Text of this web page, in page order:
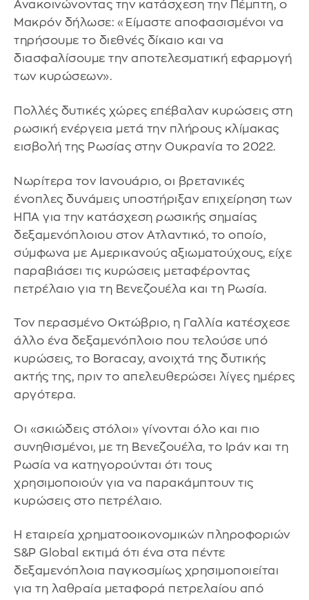
Ανακοινώνοντας την κατάσχεση την Πέμπτη, ο
Μακρόν δήλωσε: «Είμαστε αποφασισμένοι να
τηρήσουμε το διεθνές δίκαιο και να
διασφαλίσουμε την αποτελεσματική εφαρμογή
των κυρώσεων».
Πολλές δυτικές χώρες επέβαλαν κυρώσεις στη
ρωσική ενέργεια μετά την πλήρους κλίμακας
εισβολή της Ρωσίας στην Ουκρανία το 2022.
Νωρίτερα τον Ιανουάριο, οι βρετανικές
ένοπλες δυνάμεις υποστήριξαν επιχείρηση των
ΗΠΑ για την κατάσχεση ρωσικής σημαίας
δεξαμενόπλοιου στον Ατλαντικό, το οποίο,
σύμφωνα με Αμερικανούς αξιωματούχους, είχε
παραβιάσει τις κυρώσεις μεταφέροντας
πετρέλαιο για τη Βενεζουέλα και τη Ρωσία.
Τον περασμένο Οκτώβριο, η Γαλλία κατέσχεσε
άλλο ένα δεξαμενόπλοιο που τελούσε υπό
κυρώσεις, το Boracay, ανοιχτά της δυτικής
ακτής της, πριν το απελευθερώσει λίγες ημέρες
αργότερα.
Οι «σκιώδεις στόλοι» γίνονται όλο και πιο
συνηθισμένοι, με τη Βενεζουέλα, το Ιράν και τη
Ρωσία να κατηγορούνται ότι τους
χρησιμοποιούν για να παρακάμπτουν τις
κυρώσεις στο πετρέλαιο.
Η εταιρεία χρηματοοικονομικών πληροφοριών
S&P Global εκτιμά ότι ένα στα πέντε
δεξαμενόπλοια παγκοσμίως χρησιμοποιείται
για τη λαθραία μεταφορά πετρελαίου από